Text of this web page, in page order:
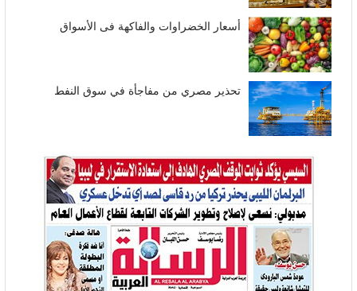
أسعار الخضراوات والفاكهة فى الأسواق
تحذير مصري من مفاجأة في سوق النفط